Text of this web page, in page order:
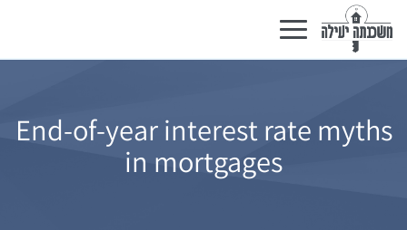
Toggle
navigation
End-of-year interest rate myths
in mortgages